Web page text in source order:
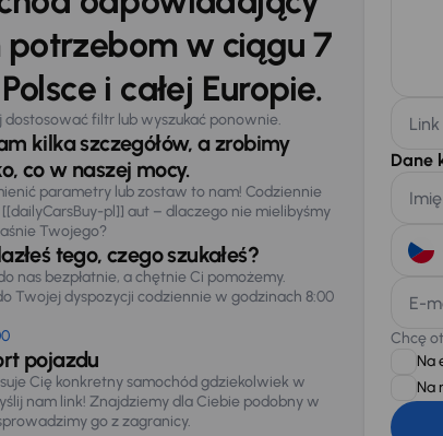
potrzebom w ciągu 7
i całej Europie.
dostosować filtr lub wyszukać ponownie.
kilka szczegółów, a zrobimy
co w naszej mocy.
parametry lub zostaw to nam! Codziennie
pl]] aut – dlaczego nie mielibyśmy
Twojego?
tego, czego szukałeś?
nas bezpłatnie, a chętnie Ci pomożemy.
Twojej dyspozycji codziennie w godzinach 8:00
pojazdu
Cię konkretny samochód gdziekolwiek w
nam link! Znajdziemy dla Ciebie podobny w
go z zagranicy.
Dane
E-
Chcę
Na
Na